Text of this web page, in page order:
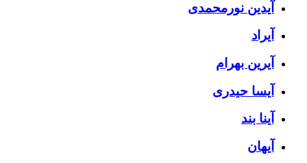
آیدین نورمحمدی
آیراد
آیرین بهرام
آیسا حیدری
آینا بند
آیهان